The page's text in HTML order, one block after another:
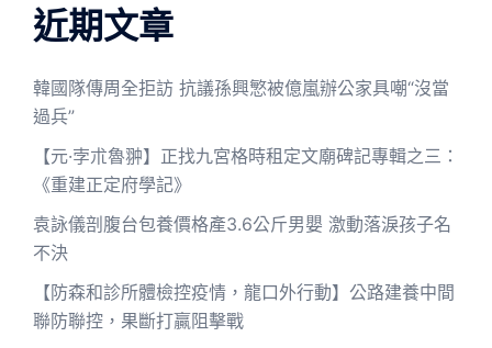
近期文章
韓國隊傳周全拒訪 抗議孫興慜被億嵐辦公家具嘲“沒當
過兵”
【元·孛朮魯翀】正找九宮格時租定文廟碑記專輯之三：
《重建正定府學記》
袁詠儀剖腹台包養價格產3.6公斤男嬰 激動落淚孩子名
不決
【防森和診所體檢控疫情，龍口外行動】公路建養中間
聯防聯控，果斷打贏阻擊戰